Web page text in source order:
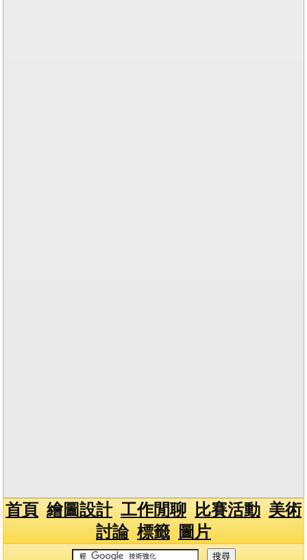
首頁 繪圖設計 工作閒聊 比賽活動 美術
討論 標籤 圖片